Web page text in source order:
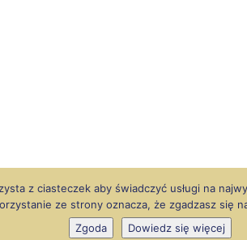
z ciasteczek aby świadczyć usługi na
ze strony oznacza, że zgadzasz się
Zgoda
Dowiedz się więcej